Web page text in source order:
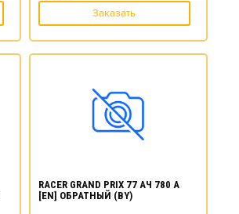
Заказать
RACER GRAND PRIX 77 АЧ 780 А
[EN] ОБРАТНЫЙ (BY)